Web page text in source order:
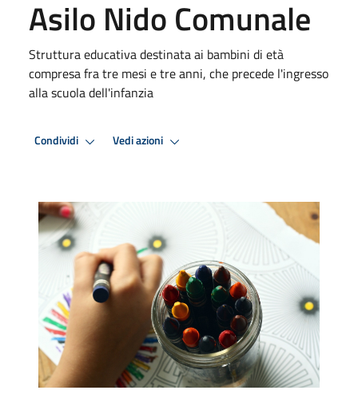
Asilo Nido Comunale
Struttura educativa destinata ai bambini di età
compresa fra tre mesi e tre anni, che precede l'ingresso
alla scuola dell'infanzia
Condividi Vedi azioni